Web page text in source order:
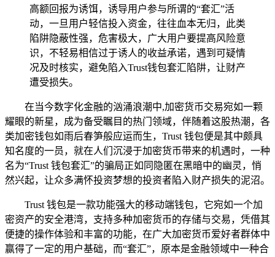
高额回报为诱饵，诱导用户参与所谓的“套汇”活
动，一旦用户轻信投入资金，往往血本无归，此类
陷阱隐蔽性强，危害极大，广大用户要提高风险意
识，不轻易相信过于诱人的收益承诺，遇到可疑情
况及时核实，避免陷入Trust钱包套汇陷阱，让财产
遭受损失。
在当今数字化金融的汹涌浪潮中,加密货币交易宛如一颗
耀眼的新星，成为备受瞩目的热门领域，伴随着这股热潮，各
类加密钱包如雨后春笋般应运而生，Trust 钱包便是其中颇具
知名度的一员，就在人们沉浸于加密货币带来的机遇时，一种
名为“Trust 钱包套汇”的骗局正如同隐匿在黑暗中的幽灵，悄
然兴起，让众多满怀投资梦想的投资者陷入财产损失的泥沼。
Trust 钱包是一款功能强大的移动端钱包，它宛如一个加
密资产的安全港湾，支持多种加密货币的存储与交易，凭借其
便捷的操作体验和丰富的功能，在广大加密货币爱好者群体中
赢得了一定的用户基础，而“套汇”，原本是金融领域中一种合